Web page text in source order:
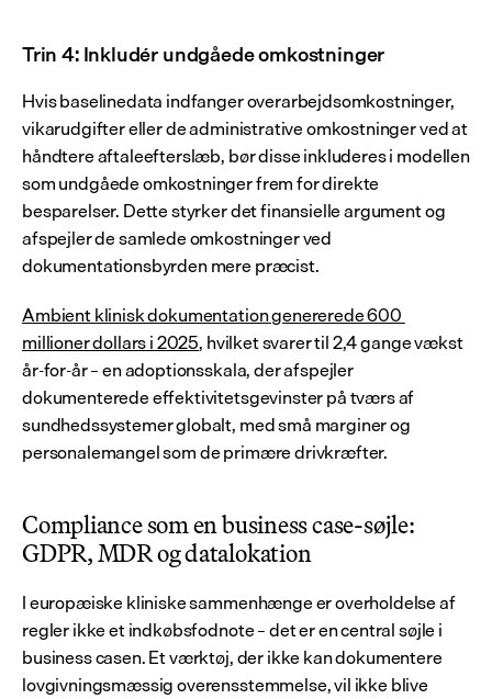
Trin 4: Inkludér undgåede omkostninger
Hvis baselinedata indfanger overarbejdsomkostninger,
vikarudgifter eller de administrative omkostninger ved at
håndtere aftaleefterslæb, bør disse inkluderes i modellen
som undgåede omkostninger frem for direkte
besparelser. Dette styrker det finansielle argument og
afspejler de samlede omkostninger ved
dokumentationsbyrden mere præcist.
Ambient klinisk dokumentation genererede 600
millioner dollars i 2025, hvilket svarer til 2,4 gange vækst
år-for-år – en adoptionsskala, der afspejler
dokumenterede effektivitetsgevinster på tværs af
sundhedssystemer globalt, med små marginer og
personalemangel som de primære drivkræfter.
Compliance som en business case-søjle:
GDPR, MDR og datalokation
I europæiske kliniske sammenhænge er overholdelse af
regler ikke et indkøbsfodnote – det er en central søjle i
business casen. Et værktøj, der ikke kan dokumentere
lovgivningsmæssig overensstemmelse, vil ikke blive